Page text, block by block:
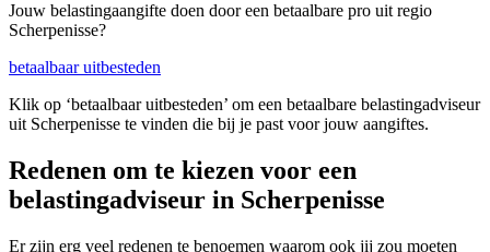
Jouw belastingaangifte doen door een betaalbare pro uit regio
Scherpenisse?
betaalbaar uitbesteden
Klik op ‘betaalbaar uitbesteden’ om een betaalbare belastingadviseur
uit Scherpenisse te vinden die bij je past voor jouw aangiftes.
Redenen om te kiezen voor een
belastingadviseur in Scherpenisse
Er zijn erg veel redenen te benoemen waarom ook jij zou moeten